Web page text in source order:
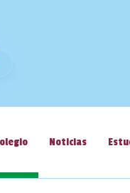
Noticias